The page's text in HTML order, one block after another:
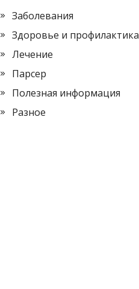
Заболевания
Здоровье и профилактика
Лечение
Парсер
Полезная информация
Разное